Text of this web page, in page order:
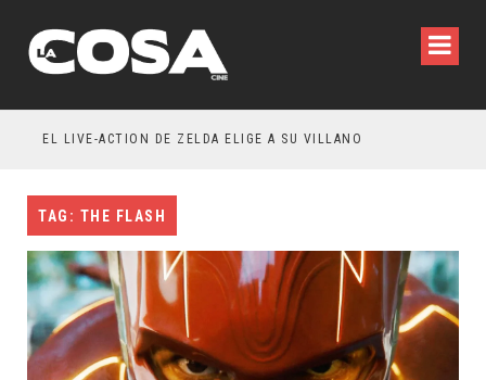
EL LIVE-ACTION DE ZELDA ELIGE A SU VILLANO
TAG: THE FLASH